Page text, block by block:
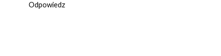
Odpowiedz